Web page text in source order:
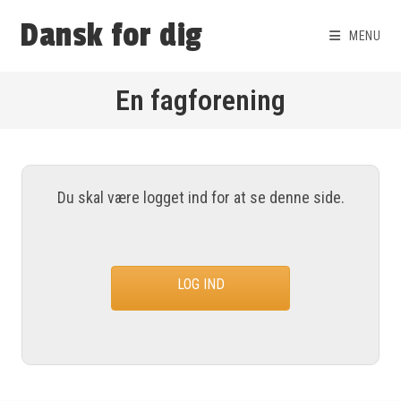
Dansk for dig MENU
En fagforening
Du skal være logget ind for at se denne side.
LOG IND